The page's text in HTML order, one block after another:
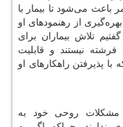
باعث می‌شود تا بیمار با
از رهنمودهای او
تلاش بیماران برای
نیستند و قابلیت
پذیرفتن راهکارهای او
مشکلات روحی خود به